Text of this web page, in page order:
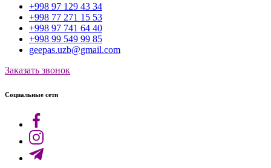
+998 97 129 43 34
+998 77 271 15 53
+998 97 741 64 40
+998 99 549 99 85
geepas.uzb@gmail.com
Заказать звонок
Социальные сети